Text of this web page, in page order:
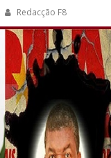
Redacção F8